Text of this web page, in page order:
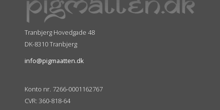
Tranbjerg Hovedgade 48
DK-8310 Tranbjerg
info@pigmaatten.dk
Konto nr. 7266-0001162767
CVR: 360-818-64